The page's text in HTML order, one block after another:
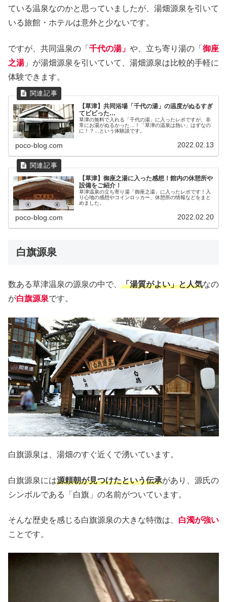
ている温泉なのかと思っていましたが、湯畑源泉を引いて
いる旅館・ホテルは意外と少ないです。
ですが、共同温泉の「 千代の湯」 や、立ち寄り湯の「 御座
之湯」が湯畑源泉を引いていて、湯畑源泉は比較的手軽に
体験できます。
【草津】共同浴場「千代の湯」の温度がぬるすぎ
てビビった…
草津の無料で入れる「千代の湯」に入ったレポですが、非
常にお湯がぬるかった…！「草津の温泉は熱い」はずなの
に！？…という体験談です。
poco-blog.com 2022.02.13
【草津】御座之湯に入った感想！館内の休憩所や
設備をご紹介！
草津温泉の立ち寄り湯「御座之湯」に入ったレポです！入
り心地の感想やコインロッカー、休憩所の情報などをまと
めました。
poco-blog.com 2022.02.20
白旗源泉
数ある草津温泉の源泉の中で、 「湯質がよい」と人気なの
が白旗源泉です。
白旗源泉は、湯畑のすぐ近くで湧いています。
白旗源泉には源頼朝が見つけたという伝承があり、源氏の
シンボルである「白旗」の名前がついています。
そんな歴史を感じる白旗源泉の大きな特徴は、 白濁が強い
ことです。